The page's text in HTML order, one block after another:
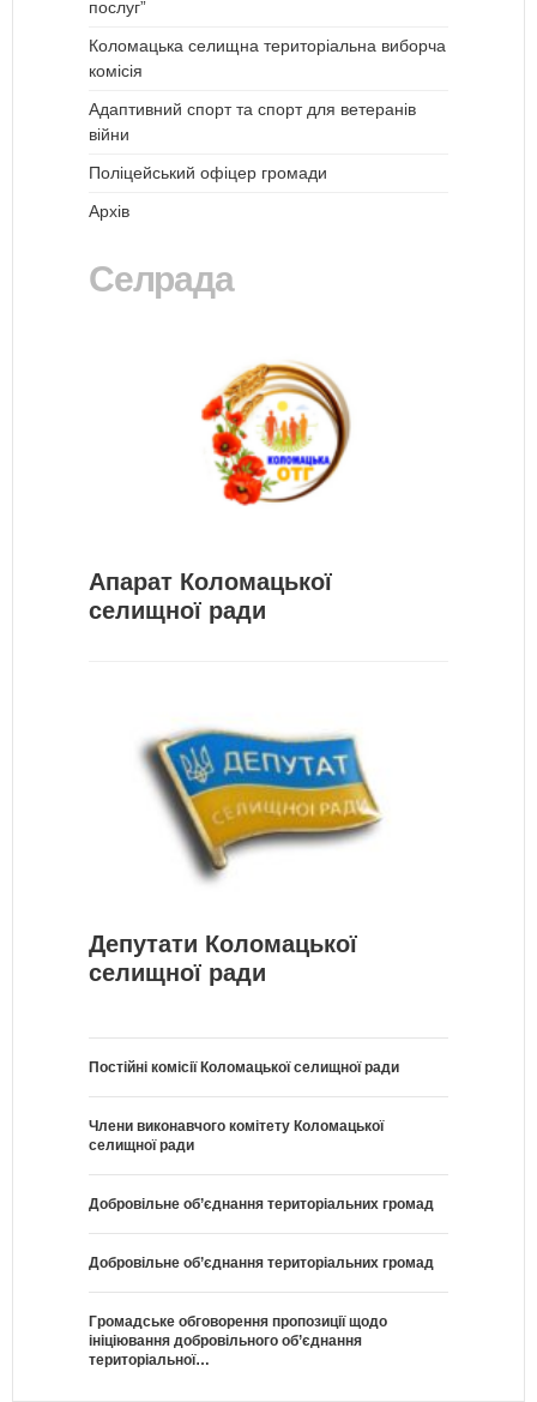
послуг”
Коломацька селищна територіальна виборча
комісія
Адаптивний спорт та спорт для ветеранів
війни
Поліцейський офіцер громади
Архів
Селрада
Апарат Коломацької
селищної ради
Депутати Коломацької
селищної ради
Постійні комісії Коломацької селищної ради
Члени виконавчого комітету Коломацької
селищної ради
Добровільне об’єднання територіальних громад
Добровільне об’єднання територіальних громад
Громадське обговорення пропозиції щодо
ініціювання добровільного об’єднання
територіальної…